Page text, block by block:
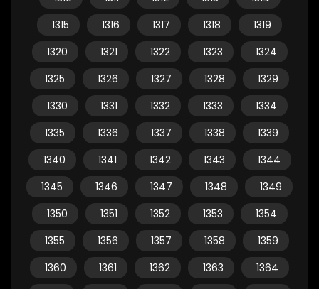
1315
1316 1317 1318
1319
1320
1321 1322 1323
1324
1325
1326 1327 1328
1329
1330
1331 1332 1333
1334
1335
1336 1337 1338
1339
1340
1341 1342 1343
1344
1345
1346 1347 1348
1349
1350
1351 1352 1353
1354
1355
1356 1357 1358
1359
1360
1361 1362 1363
1364